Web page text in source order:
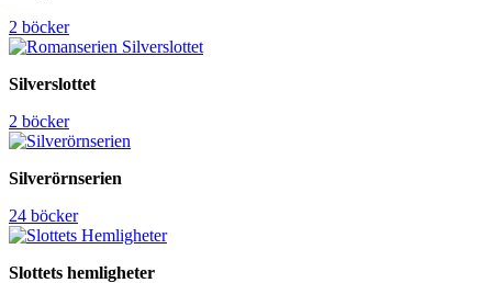
2 böcker
Silverslottet
2 böcker
Silverörnserien
24 böcker
Slottets hemligheter